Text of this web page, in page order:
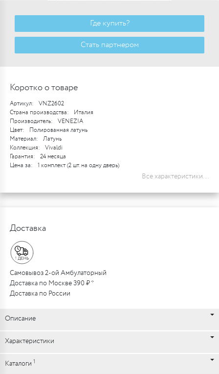
Где купить?
Стать партнером
Коротко о товаре
Артикул:
VNZ2602
Страна производства:
Италия
Производитель:
VENEZIA
Цвет:
Полированная латунь
Материал:
Латунь
Коллекция:
Vivaldi
Гарантия:
24 месяца
Цена за:
1 комплект (2 шт. на одну дверь)
Все характеристики...
Доставка
Самовывоз 2-ой Амбулаторный
Доставка по Москве 390 ₽ *
Доставка по России
Описание
Характеристики
Каталоги 1